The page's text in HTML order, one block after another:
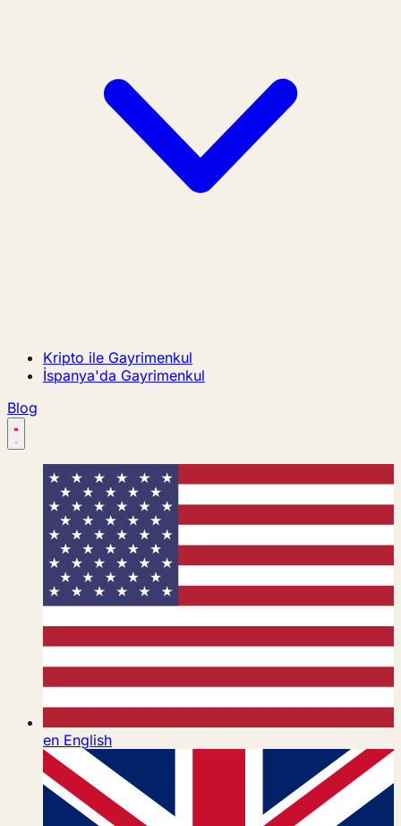
Kripto ile Gayrimenkul
İspanya'da Gayrimenkul
Blog
en English